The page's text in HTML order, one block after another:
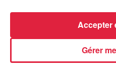
Tags antisémites à
Gérer
Accepter